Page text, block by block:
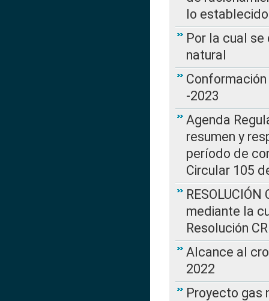
lo
Por la cual
natural
-2023
Agenda
resumen y
período de
Circular 105
mediante la
Resolución
Alcance al
2022
Proyecto gas